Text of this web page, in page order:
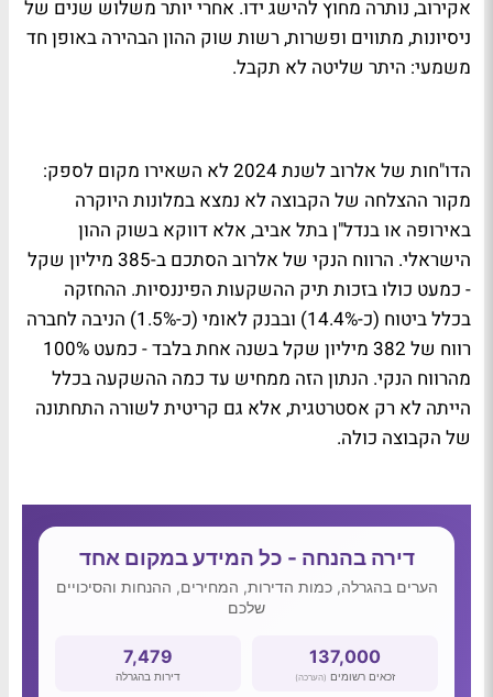
אקירוב, נותרה מחוץ להישג ידו. אחרי יותר משלוש שנים של
ניסיונות, מתווים ופשרות, רשות שוק ההון הבהירה באופן חד
משמעי: היתר שליטה לא תקבל.
הדו"חות של אלרוב לשנת 2024 לא השאירו מקום לספק:
מקור ההצלחה של הקבוצה לא נמצא במלונות היוקרה
באירופה או בנדל"ן בתל אביב, אלא דווקא בשוק ההון
הישראלי. הרווח הנקי של אלרוב הסתכם ב-385 מיליון שקל
- כמעט כולו בזכות תיק ההשקעות הפיננסיות. ההחזקה
בכלל ביטוח (כ-14.4%) ובבנק לאומי (כ-1.5%) הניבה לחברה
רווח של 382 מיליון שקל בשנה אחת בלבד - כמעט 100%
מהרווח הנקי. הנתון הזה ממחיש עד כמה ההשקעה בכלל
הייתה לא רק אסטרטגית, אלא גם קריטית לשורה התחתונה
של הקבוצה כולה.